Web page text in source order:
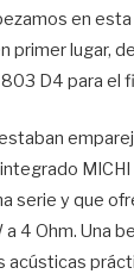
en
primer lugar,
D4 para el
MICHI
serie y que
4 Ohm. Una
acústicas